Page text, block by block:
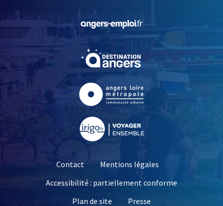
, Ouvre une nouvelle
, Ouvre une nouvelle
Contact
Mentions légales
Accessibilité : partiellement conforme
Plan de site
Presse